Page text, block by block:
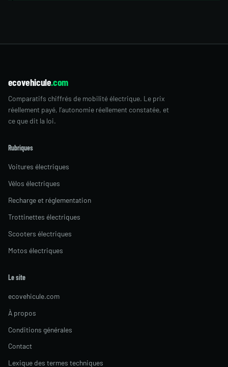
ecovehicule.com
Comparatifs chiffrés de mobilité électrique. Le prix
réellement payé, l’autonomie réellement constatée, et
ce que dit la loi.
Rubriques
Voitures électriques
Vélos électriques
Recharge et réglementation
Trottinettes électriques
Scooters électriques
Motos électriques
Le site
ecovehicule.com
À propos
Conditions générales
Contact
Lexique des termes techniques